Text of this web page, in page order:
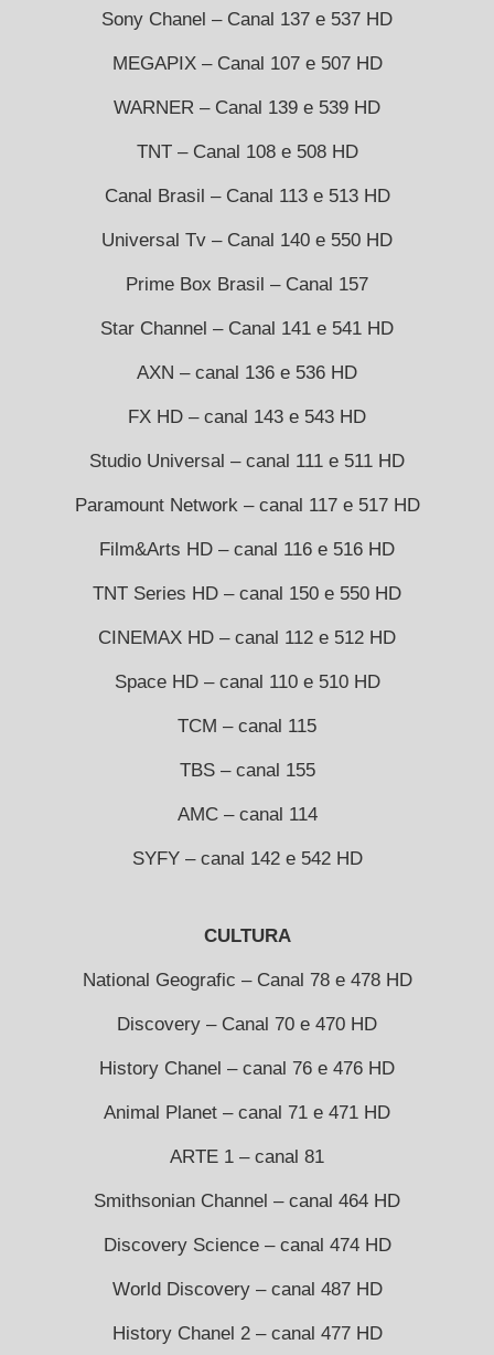
Sony Chanel – Canal 137 e 537 HD
MEGAPIX – Canal 107 e 507 HD
WARNER – Canal 139 e 539 HD
TNT – Canal 108 e 508 HD
Canal Brasil – Canal 113 e 513 HD
Universal Tv – Canal 140 e 550 HD
Prime Box Brasil – Canal 157
Star Channel – Canal 141 e 541 HD
AXN – canal 136 e 536 HD
FX HD – canal 143 e 543 HD
Studio Universal – canal 111 e 511 HD
Paramount Network – canal 117 e 517 HD
Film&Arts HD – canal 116 e 516 HD
TNT Series HD – canal 150 e 550 HD
CINEMAX HD – canal 112 e 512 HD
Space HD – canal 110 e 510 HD
TCM – canal 115
TBS – canal 155
AMC – canal 114
SYFY – canal 142 e 542 HD
CULTURA
National Geografic – Canal 78 e 478 HD
Discovery – Canal 70 e 470 HD
History Chanel – canal 76 e 476 HD
Animal Planet – canal 71 e 471 HD
ARTE 1 – canal 81
Smithsonian Channel – canal 464 HD
Discovery Science – canal 474 HD
World Discovery – canal 487 HD
History Chanel 2 – canal 477 HD